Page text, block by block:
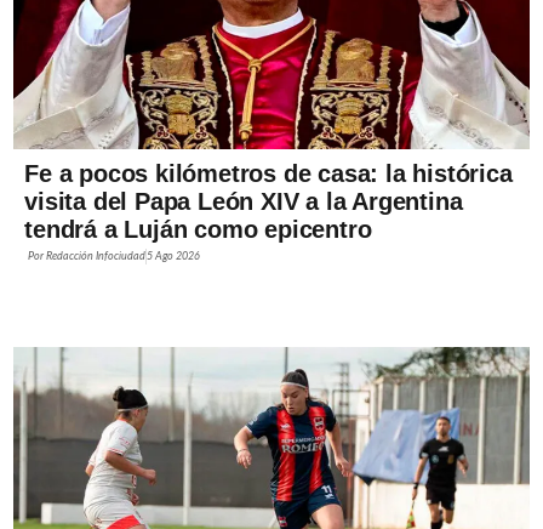
Fe a pocos kilómetros de casa: la histórica
visita del Papa León XIV a la Argentina
tendrá a Luján como epicentro
PorRedacción Infociudad5 Ago 2026